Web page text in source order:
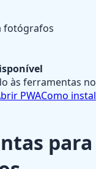
fotógrafos
às ferramentas
PWAComo
para